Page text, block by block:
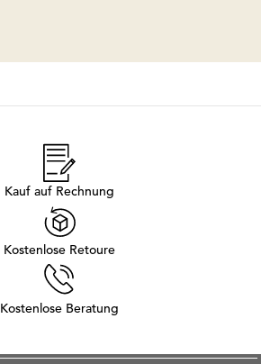
Kauf auf Rechnung
Kostenlose Retoure
Kostenlose Beratung